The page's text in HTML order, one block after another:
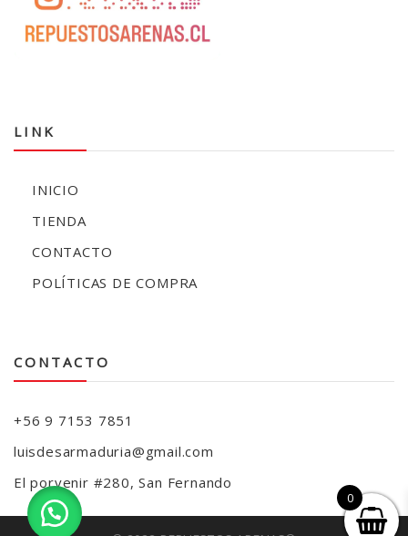
LINK
INICIO
TIENDA
CONTACTO
POLÍTICAS DE COMPRA
CONTACTO
+56 9 7153 7851
luisdesarmaduria@gmail.com
El porvenir #280, San Fernando
0